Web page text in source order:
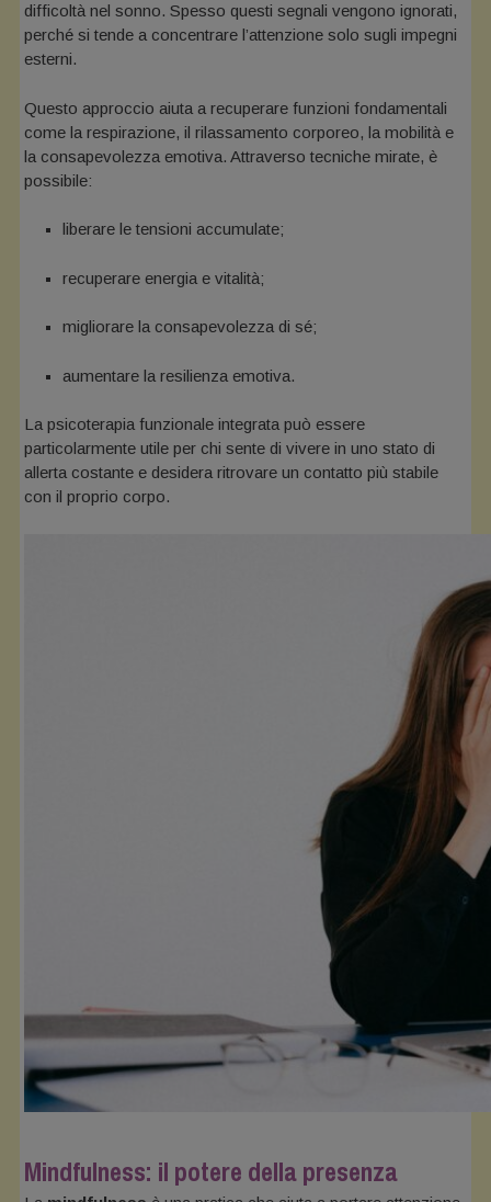
difficoltà nel sonno. Spesso questi segnali vengono ignorati,
perché si tende a concentrare l’attenzione solo sugli impegni
esterni.
Questo approccio aiuta a recuperare funzioni fondamentali
come la respirazione, il rilassamento corporeo, la mobilità e
la consapevolezza emotiva. Attraverso tecniche mirate, è
possibile:
liberare le tensioni accumulate;
recuperare energia e vitalità;
migliorare la consapevolezza di sé;
aumentare la resilienza emotiva.
La psicoterapia funzionale integrata può essere
particolarmente utile per chi sente di vivere in uno stato di
allerta costante e desidera ritrovare un contatto più stabile
con il proprio corpo.
Mindfulness: il potere della presenza